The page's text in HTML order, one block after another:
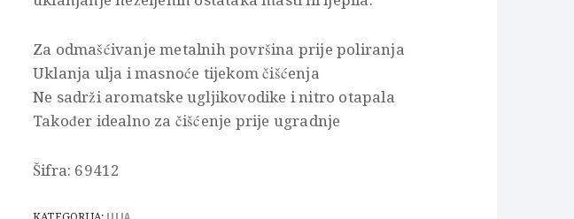
Za odmašćivanje metalnih površina prije poliranja
Uklanja ulja i masnoće tijekom čišćenja
Ne sadrži aromatske ugljikovodike i nitro otapala
Također idealno za čišćenje prije ugradnje
Šifra: 69412